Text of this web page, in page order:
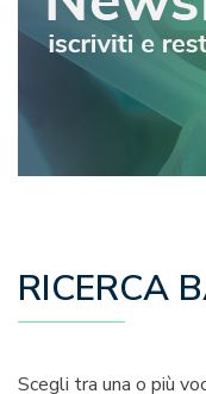
RICERCA
Scegli tra una o più